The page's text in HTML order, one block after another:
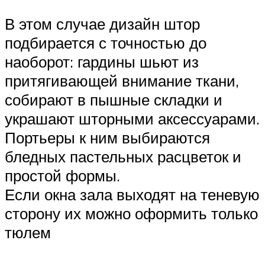
В этом случае дизайн штор
подбирается с точностью до
наоборот: гардины шьют из
притягивающей внимание ткани,
собирают в пышные складки и
украшают шторными аксессуарами.
Портьеры к ним выбираются
бледных пастельных расцветок и
простой формы.
Если окна зала выходят на теневую
сторону их можно оформить только
тюлем